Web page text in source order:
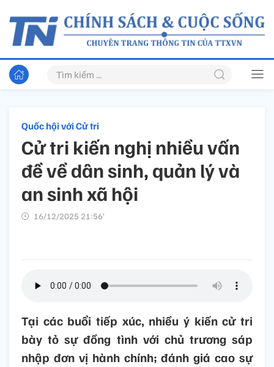
Quốc hội với Cử tri
Cử tri kiến nghị nhiều vấn
đề về dân sinh, quản lý và
an sinh xã hội
16/12/2025 21:56’
Tại các buổi tiếp xúc, nhiều ý kiến cử tri
bày tỏ sự đồng tình với chủ trương sáp
nhập đơn vị hành chính; đánh giá cao sự